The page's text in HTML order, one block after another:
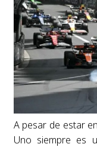
A pesar de estar
Uno siempre es